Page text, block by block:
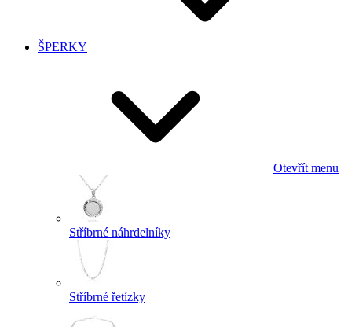
ŠPERKY
Otevřít menu
Stříbrné náhrdelníky
Stříbrné řetízky